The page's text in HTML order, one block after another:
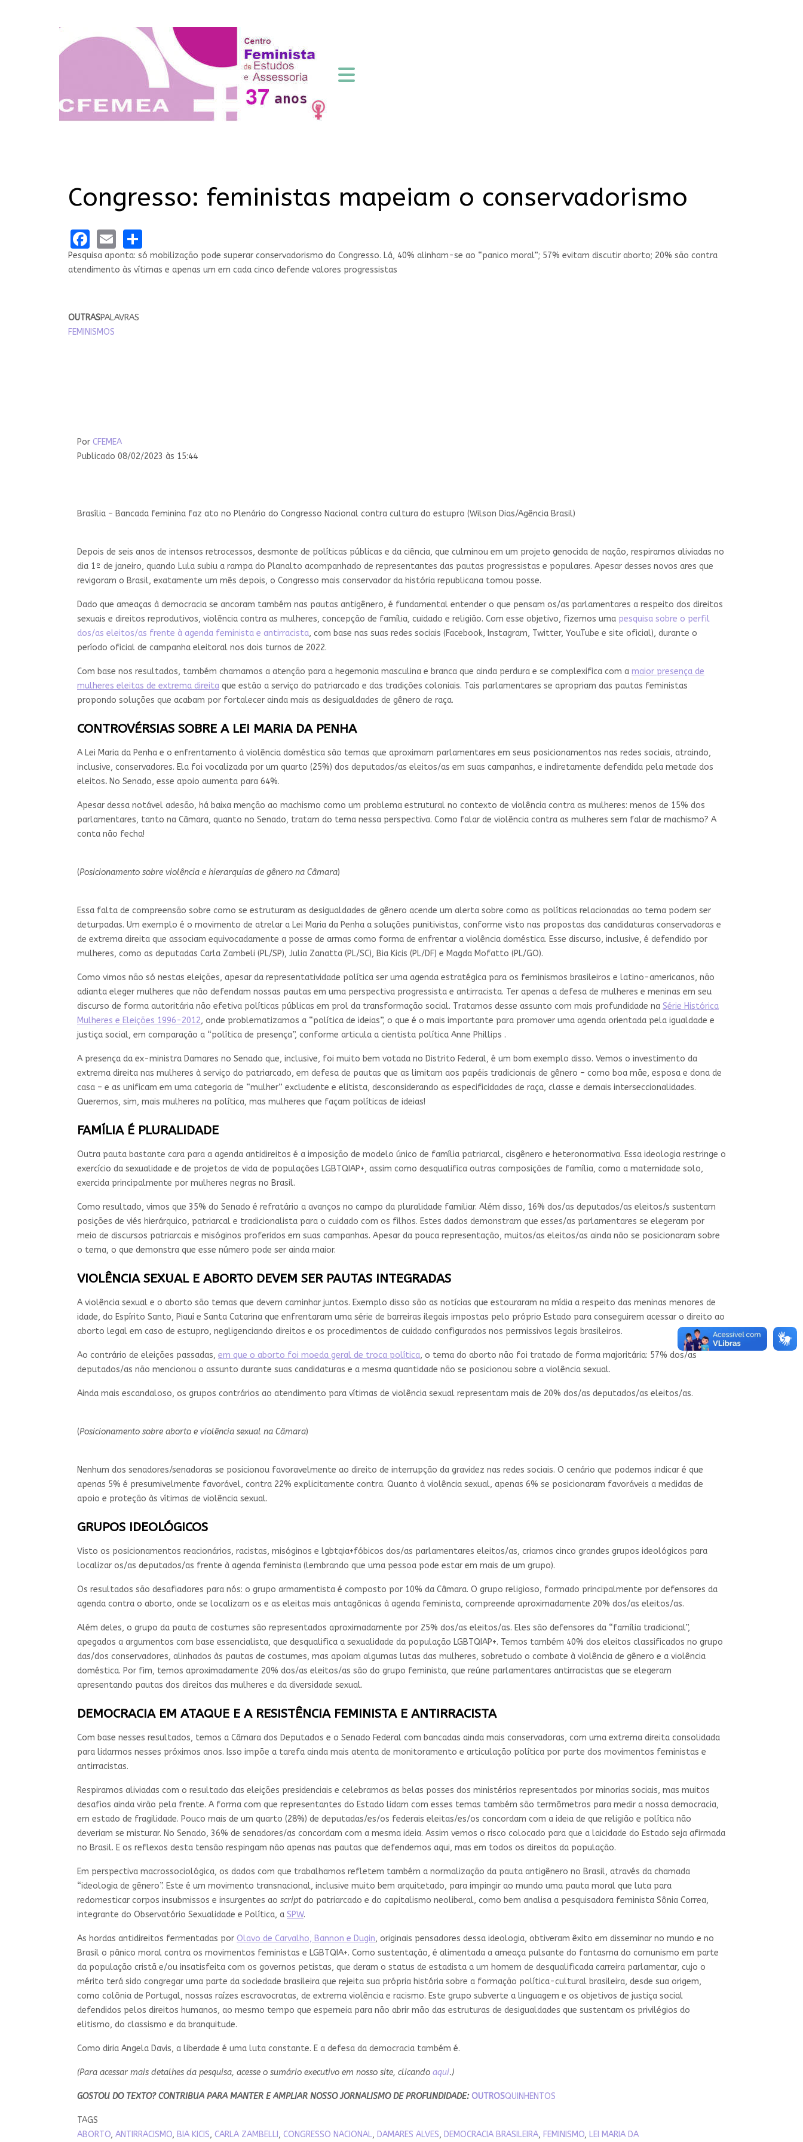
Congresso: feministas mapeiam o conservadorismo
Facebook
Email
Pesquisa aponta: só mobilização pode superar conservadorismo do Congresso. Lá, 40% alinham-se ao “panico moral”; 57% evitam discutir aborto; 20% são contra
atendimento às vítimas e apenas um em cada cinco defende valores progressistas
OUTRASPALAVRAS
FEMINISMOS
Por CFEMEA
Publicado 08/02/2023 às 15:44
Brasília – Bancada feminina faz ato no Plenário do Congresso Nacional contra cultura do estupro (Wilson Dias/Agência Brasil)
Depois de seis anos de intensos retrocessos, desmonte de políticas públicas e da ciência, que culminou em um projeto genocida de nação, respiramos aliviadas no
dia 1º de janeiro, quando Lula subiu a rampa do Planalto acompanhado de representantes das pautas progressistas e populares. Apesar desses novos ares que
revigoram o Brasil, exatamente um mês depois, o Congresso mais conservador da história republicana tomou posse.
Dado que ameaças à democracia se ancoram também nas pautas antigênero, é fundamental entender o que pensam os/as parlamentares a respeito dos direitos
sexuais e direitos reprodutivos, violência contra as mulheres, concepção de família, cuidado e religião. Com esse objetivo, fizemos uma pesquisa sobre o perfil
dos/as eleitos/as frente à agenda feminista e antirracista, com base nas suas redes sociais (Facebook, Instagram, Twitter, YouTube e site oficial), durante o
período oficial de campanha eleitoral nos dois turnos de 2022.
Com base nos resultados, também chamamos a atenção para a hegemonia masculina e branca que ainda perdura e se complexifica com a maior presença de
mulheres eleitas de extrema direita que estão a serviço do patriarcado e das tradições coloniais. Tais parlamentares se apropriam das pautas feministas
propondo soluções que acabam por fortalecer ainda mais as desigualdades de gênero de raça.
CONTROVÉRSIAS SOBRE A LEI MARIA DA PENHA
A Lei Maria da Penha e o enfrentamento à violência doméstica são temas que aproximam parlamentares em seus posicionamentos nas redes sociais, atraindo,
inclusive, conservadores. Ela foi vocalizada por um quarto (25%) dos deputados/as eleitos/as em suas campanhas, e indiretamente defendida pela metade dos
eleitos. No Senado, esse apoio aumenta para 64%.
Apesar dessa notável adesão, há baixa menção ao machismo como um problema estrutural no contexto de violência contra as mulheres: menos de 15% dos
parlamentares, tanto na Câmara, quanto no Senado, tratam do tema nessa perspectiva. Como falar de violência contra as mulheres sem falar de machismo? A
conta não fecha!
(Posicionamento sobre violência e hierarquias de gênero na Câmara)
Essa falta de compreensão sobre como se estruturam as desigualdades de gênero acende um alerta sobre como as políticas relacionadas ao tema podem ser
deturpadas. Um exemplo é o movimento de atrelar a Lei Maria da Penha a soluções punitivistas, conforme visto nas propostas das candidaturas conservadoras e
de extrema direita que associam equivocadamente a posse de armas como forma de enfrentar a violência doméstica. Esse discurso, inclusive, é defendido por
mulheres, como as deputadas Carla Zambeli (PL/SP), Julia Zanatta (PL/SC), Bia Kicis (PL/DF) e Magda Mofatto (PL/GO).
Como vimos não só nestas eleições, apesar da representatividade política ser uma agenda estratégica para os feminismos brasileiros e latino-americanos, não
adianta eleger mulheres que não defendam nossas pautas em uma perspectiva progressista e antirracista. Ter apenas a defesa de mulheres e meninas em seu
discurso de forma autoritária não efetiva políticas públicas em prol da transformação social. Tratamos desse assunto com mais profundidade na Série Histórica
Mulheres e Eleições 1996-2012, onde problematizamos a “política de ideias”, o que é o mais importante para promover uma agenda orientada pela igualdade e
justiça social, em comparação a “política de presença”, conforme articula a cientista política Anne Phillips .
A presença da ex-ministra Damares no Senado que, inclusive, foi muito bem votada no Distrito Federal, é um bom exemplo disso. Vemos o investimento da
extrema direita nas mulheres à serviço do patriarcado, em defesa de pautas que as limitam aos papéis tradicionais de gênero – como boa mãe, esposa e dona de
casa – e as unificam em uma categoria de “mulher” excludente e elitista, desconsiderando as especificidades de raça, classe e demais interseccionalidades.
Queremos, sim, mais mulheres na política, mas mulheres que façam políticas de ideias!
FAMÍLIA É PLURALIDADE
Outra pauta bastante cara para a agenda antidireitos é a imposição de modelo único de família patriarcal, cisgênero e heteronormativa. Essa ideologia restringe o
exercício da sexualidade e de projetos de vida de populações LGBTQIAP+, assim como desqualifica outras composições de família, como a maternidade solo,
exercida principalmente por mulheres negras no Brasil.
Como resultado, vimos que 35% do Senado é refratário a avanços no campo da pluralidade familiar. Além disso, 16% dos/as deputados/as eleitos/s sustentam
posições de viés hierárquico, patriarcal e tradicionalista para o cuidado com os filhos. Estes dados demonstram que esses/as parlamentares se elegeram por
meio de discursos patriarcais e misóginos proferidos em suas campanhas. Apesar da pouca representação, muitos/as eleitos/as ainda não se posicionaram sobre
o tema, o que demonstra que esse número pode ser ainda maior.
VIOLÊNCIA SEXUAL E ABORTO DEVEM SER PAUTAS INTEGRADAS
A violência sexual e o aborto são temas que devem caminhar juntos. Exemplo disso são as notícias que estouraram na mídia a respeito das meninas menores de
idade, do Espírito Santo, Piauí e Santa Catarina que enfrentaram uma série de barreiras ilegais impostas pelo próprio Estado para conseguirem acessar o direito ao
aborto legal em caso de estupro, negligenciando direitos e os procedimentos de cuidado configurados nos permissivos legais brasileiros.
Ao contrário de eleições passadas, em que o aborto foi moeda geral de troca política, o tema do aborto não foi tratado de forma majoritária: 57% dos/as
deputados/as não mencionou o assunto durante suas candidaturas e a mesma quantidade não se posicionou sobre a violência sexual.
Ainda mais escandaloso, os grupos contrários ao atendimento para vítimas de violência sexual representam mais de 20% dos/as deputados/as eleitos/as.
(Posicionamento sobre aborto e violência sexual na Câmara)
Nenhum dos senadores/senadoras se posicionou favoravelmente ao direito de interrupção da gravidez nas redes sociais. O cenário que podemos indicar é que
apenas 5% é presumivelmente favorável, contra 22% explicitamente contra. Quanto à violência sexual, apenas 6% se posicionaram favoráveis a medidas de
apoio e proteção às vítimas de violência sexual.
GRUPOS IDEOLÓGICOS
Visto os posicionamentos reacionários, racistas, misóginos e lgbtqia+fóbicos dos/as parlamentares eleitos/as, criamos cinco grandes grupos ideológicos para
localizar os/as deputados/as frente à agenda feminista (lembrando que uma pessoa pode estar em mais de um grupo).
Os resultados são desafiadores para nós: o grupo armamentista é composto por 10% da Câmara. O grupo religioso, formado principalmente por defensores da
agenda contra o aborto, onde se localizam os e as eleitas mais antagônicas à agenda feminista, compreende aproximadamente 20% dos/as eleitos/as.
Além deles, o grupo da pauta de costumes são representados aproximadamente por 25% dos/as eleitos/as. Eles são defensores da “família tradicional”,
apegados a argumentos com base essencialista, que desqualifica a sexualidade da população LGBTQIAP+. Temos também 40% dos eleitos classificados no grupo
das/dos conservadores, alinhados às pautas de costumes, mas apoiam algumas lutas das mulheres, sobretudo o combate à violência de gênero e a violência
doméstica. Por fim, temos aproximadamente 20% dos/as eleitos/as são do grupo feminista, que reúne parlamentares antirracistas que se elegeram
apresentando pautas dos direitos das mulheres e da diversidade sexual.
DEMOCRACIA EM ATAQUE E A RESISTÊNCIA FEMINISTA E ANTIRRACISTA
Com base nesses resultados, temos a Câmara dos Deputados e o Senado Federal com bancadas ainda mais conservadoras, com uma extrema direita consolidada
para lidarmos nesses próximos anos. Isso impõe a tarefa ainda mais atenta de monitoramento e articulação política por parte dos movimentos feministas e
antirracistas.
Respiramos aliviadas com o resultado das eleições presidenciais e celebramos as belas posses dos ministérios representados por minorias sociais, mas muitos
desafios ainda virão pela frente. A forma com que representantes do Estado lidam com esses temas também são termômetros para medir a nossa democracia,
em estado de fragilidade. Pouco mais de um quarto (28%) de deputadas/es/os federais eleitas/es/os concordam com a ideia de que religião e política não
deveriam se misturar. No Senado, 36% de senadores/as concordam com a mesma ideia. Assim vemos o risco colocado para que a laicidade do Estado seja afirmada
no Brasil. E os reflexos desta tensão respingam não apenas nas pautas que defendemos aqui, mas em todos os direitos da população.
Em perspectiva macrossociológica, os dados com que trabalhamos refletem também a normalização da pauta antigênero no Brasil, através da chamada
“ideologia de gênero”. Este é um movimento transnacional, inclusive muito bem arquitetado, para impingir ao mundo uma pauta moral que luta para
redomesticar corpos insubmissos e insurgentes ao scriptdo patriarcado e do capitalismo neoliberal, como bem analisa a pesquisadora feminista Sônia Correa,
integrante do Observatório Sexualidade e Política, a SPW.
As hordas antidireitos fermentadas por Olavo de Carvalho, Bannon e Dugin, originais pensadores dessa ideologia, obtiveram êxito em disseminar no mundo e no
Brasil o pânico moral contra os movimentos feministas e LGBTQIA+. Como sustentação, é alimentada a ameaça pulsante do fantasma do comunismo em parte
da população cristã e/ou insatisfeita com os governos petistas, que deram o status de estadista a um homem de desqualificada carreira parlamentar, cujo o
mérito terá sido congregar uma parte da sociedade brasileira que rejeita sua própria história sobre a formação política-cultural brasileira, desde sua origem,
como colônia de Portugal, nossas raízes escravocratas, de extrema violência e racismo. Este grupo subverte a linguagem e os objetivos de justiça social
defendidos pelos direitos humanos, ao mesmo tempo que esperneia para não abrir mão das estruturas de desigualdades que sustentam os privilégios do
elitismo, do classismo e da branquitude.
Como diria Angela Davis, a liberdade é uma luta constante. E a defesa da democracia também é.
(Para acessar mais detalhes da pesquisa, acesse o sumário executivo em nosso site, clicando aqui.)
GOSTOU DO TEXTO? CONTRIBUA PARA MANTER E AMPLIAR NOSSO JORNALISMO DE PROFUNDIDADE: OUTROSQUINHENTOS
TAGS
ABORTO, ANTIRRACISMO, BIA KICIS, CARLA ZAMBELLI , CONGRESSO NACIONAL, DAMARES ALVES, DEMOCRACIA BRASILEIRA, FEMINISMO, LEI MARIA DA